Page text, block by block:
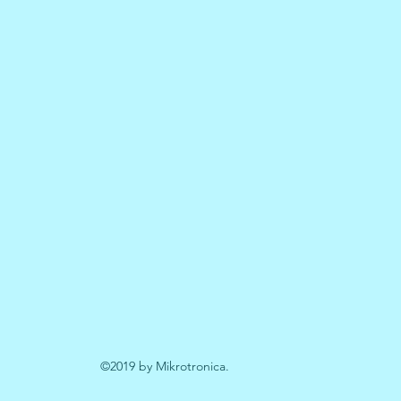
©2019 by Mikrotronica.